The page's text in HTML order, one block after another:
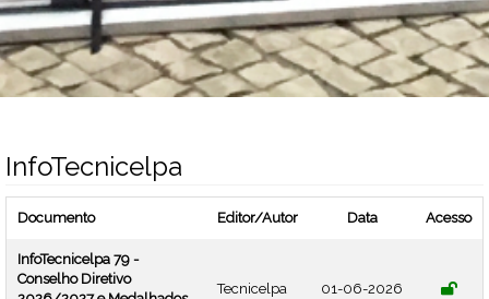
InfoTecnicelpa
Documento Editor/Autor Data Acesso
InfoTecnicelpa 79 -
Conselho Diretivo
Tecnicelpa 01-06-2026